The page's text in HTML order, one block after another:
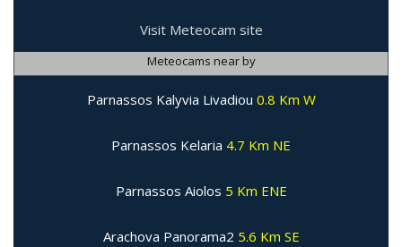
Visit Meteocam site
Meteocams near by
Parnassos Kalyvia Livadiou 0.8 Km W
Parnassos Kelaria 4.7 Km NE
Parnassos Aiolos 5 Km ENE
Arachova Panorama2 5.6 Km SE